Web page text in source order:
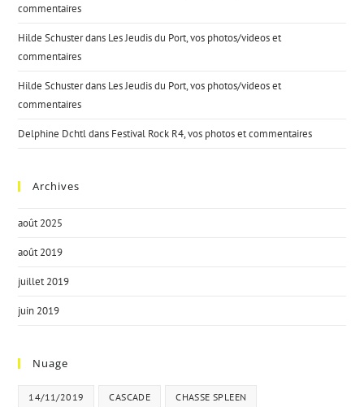
commentaires
Hilde Schusterdans Les Jeudis du Port, vos photos/videos et
commentaires
Hilde Schusterdans Les Jeudis du Port, vos photos/videos et
commentaires
Delphine Dchtldans Festival Rock R4, vos photos et commentaires
Archives
août 2025
août 2019
juillet 2019
juin 2019
Nuage
14/11/2019 CASCADE CHASSE SPLEEN